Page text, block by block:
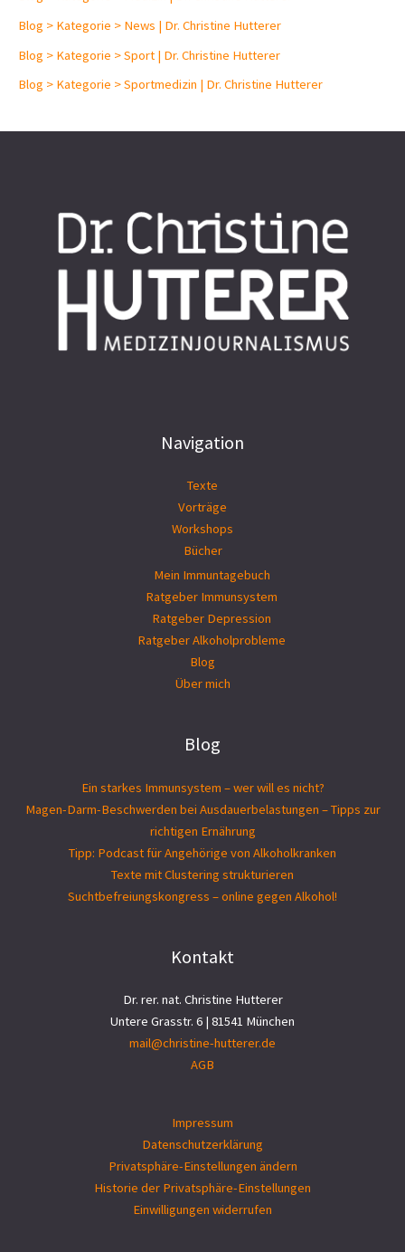
Blog > Kategorie > News | Dr. Christine Hutterer
Blog > Kategorie > Sport | Dr. Christine Hutterer
Blog > Kategorie > Sportmedizin | Dr. Christine Hutterer
Navigation
Texte
Vorträge
Workshops
Bücher
Mein Immuntagebuch
Ratgeber Immunsystem
Ratgeber Depression
Ratgeber Alkoholprobleme
Blog
Über mich
Blog
Ein starkes Immunsystem – wer will es nicht?
Magen-Darm-Beschwerden bei Ausdauerbelastungen – Tipps zur
richtigen Ernährung
Tipp: Podcast für Angehörige von Alkoholkranken
Texte mit Clustering strukturieren
Suchtbefreiungs­kongress – online gegen Alkohol!
Kontakt
Dr. rer. nat. Christine Hutterer
Untere Grasstr. 6 | 81541 München
mail@christine-hutterer.de
AGB
Impressum
Datenschutzerklärung
Privatsphäre-Einstellungen ändern
Historie der Privatsphäre-Einstellungen
Einwilligungen widerrufen